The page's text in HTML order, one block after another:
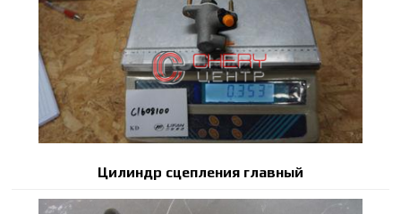
Цилиндр сцепления главный